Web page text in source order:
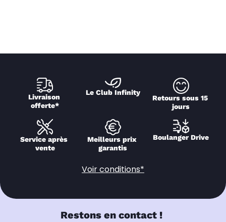
Livraison
offerte*
Le Club Infinity
Retours sous 15
jours
Service après
vente
Meilleurs prix
garantis
Boulanger Drive
Voir conditions*
Restons en contact !